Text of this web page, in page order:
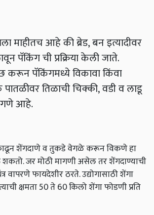
माहीतच आहे की ब्रेड, बन इत्यादीवर
पॅकिंग ची प्रक्रिया केली जाते.
करून पॅकिंगमध्ये विकावा किंवा
पातळीवर तिळाची चिक्की, वडी व लाडू
आहे.
शेंगदाणे व तुकडे वेगळे करून विकणे हा
जर मोठी मागणी असेल तर शेंगदाण्याची
वापरणे फायदेशीर ठरते. उद्योगासाठी शेंगा
क्षमता 50 ते 60 किलो शेंगा फोडणी प्रति